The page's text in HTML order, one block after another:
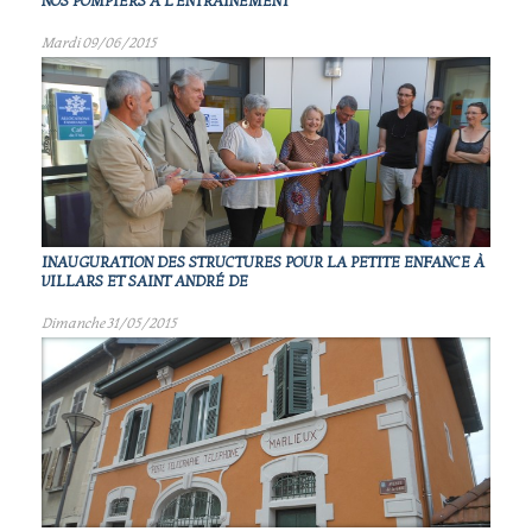
Mardi 09/06/2015
INAUGURATION DES STRUCTURES POUR LA PETITE ENFANCE À
VILLARS ET SAINT ANDRÉ DE
Dimanche 31/05/2015